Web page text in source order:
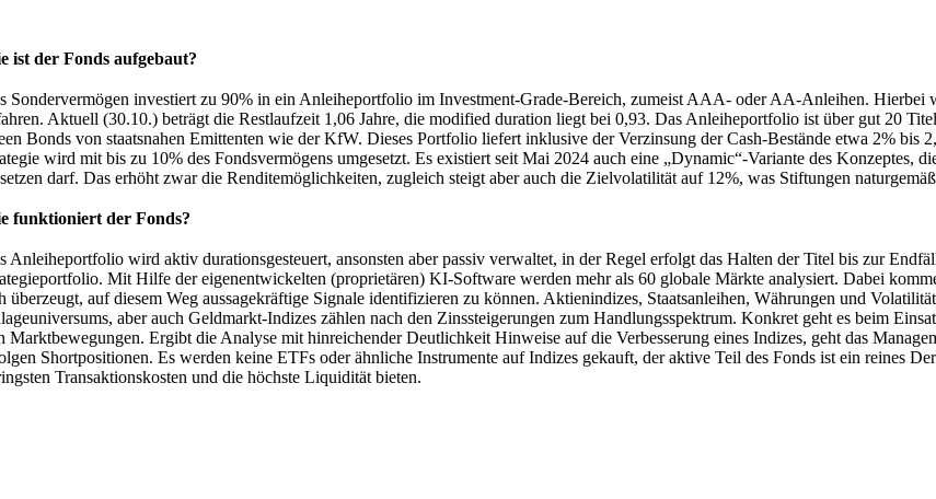
ist der Fonds aufgebaut?
Sondervermögen investiert zu 90% in ein Anleiheportfolio im Investment-Grade-Bereich, zumeist AAA- oder AA-Anleihen. Hierbei
Aktuell (30.10.) beträgt die Restlaufzeit 1,06 Jahre, die modified duration liegt bei 0,93. Das Anleiheportfolio ist über gut 20
Bonds von staatsnahen Emittenten wie der KfW. Dieses Portfolio liefert inklusive der Verzinsung der Cash-Bestände etwa 2%
wird mit bis zu 10% des Fondsvermögens umgesetzt. Es existiert seit Mai 2024 auch eine „Dynamic“-Variante des Konzeptes,
darf. Das erhöht zwar die Renditemöglichkeiten, zugleich steigt aber auch die Zielvolatilität auf 12%, was Stiftungen
funktioniert der Fonds?
Anleiheportfolio wird aktiv durationsgesteuert, ansonsten aber passiv verwaltet, in der Regel erfolgt das Halten der Titel bis zur
Mit Hilfe der eigenentwickelten (proprietären) KI-Software werden mehr als 60 globale Märkte analysiert. Dabei
überzeugt, auf diesem Weg aussagekräftige Signale identifizieren zu können. Aktienindizes, Staatsanleihen, Währungen und
aber auch Geldmarkt-Indizes zählen nach den Zinssteigerungen zum Handlungsspektrum. Konkret geht es beim
Marktbewegungen. Ergibt die Analyse mit hinreichender Deutlichkeit Hinweise auf die Verbesserung eines Indizes, geht das
Shortpositionen. Es werden keine ETFs oder ähnliche Instrumente auf Indizes gekauft, der aktive Teil des Fonds ist ein reines
Transaktionskosten und die höchste Liquidität bieten.